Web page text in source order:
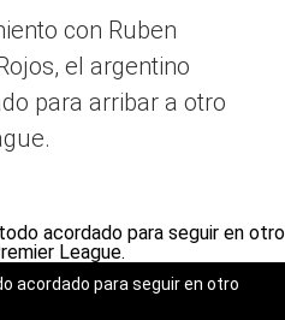
con Ruben
el argentino
para arribar a otro
acordado para seguir en otro